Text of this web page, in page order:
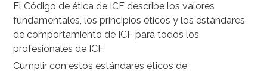
El Código de ética de ICF describe los valores
fundamentales, los principios éticos y los estándares
de comportamiento de ICF para todos los
profesionales de ICF.
Cumplir con estos estándares éticos de